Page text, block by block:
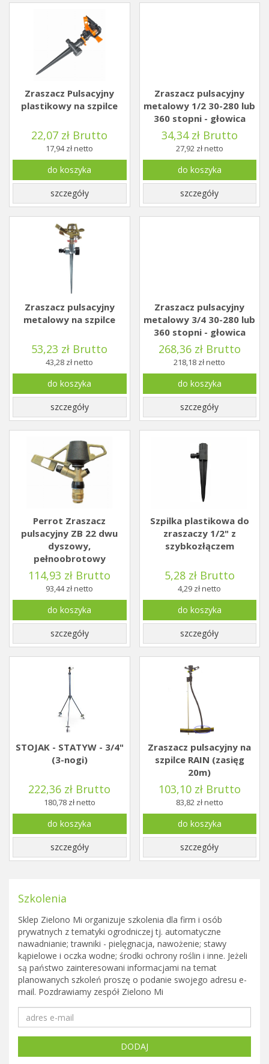
Zraszacz Pulsacyjny
plastikowy na szpilce
22,07 zł Brutto
17,94 zł netto
do koszyka
szczegóły
Zraszacz pulsacyjny
metalowy 1/2 30-280 lub
360 stopni - głowica
34,34 zł Brutto
27,92 zł netto
do koszyka
szczegóły
Zraszacz pulsacyjny
metalowy na szpilce
53,23 zł Brutto
43,28 zł netto
do koszyka
szczegóły
Zraszacz pulsacyjny
metalowy 3/4 30-280 lub
360 stopni - głowica
268,36 zł Brutto
218,18 zł netto
do koszyka
szczegóły
Perrot Zraszacz
pulsacyjny ZB 22 dwu
dyszowy,
pełnoobrotowy
114,93 zł Brutto
93,44 zł netto
do koszyka
szczegóły
Szpilka plastikowa do
zraszaczy 1/2" z
szybkozłączem
5,28 zł Brutto
4,29 zł netto
do koszyka
szczegóły
STOJAK - STATYW - 3/4"
(3-nogi)
222,36 zł Brutto
180,78 zł netto
do koszyka
szczegóły
Zraszacz pulsacyjny na
szpilce RAIN (zasięg
20m)
103,10 zł Brutto
83,82 zł netto
do koszyka
szczegóły
Szkolenia
Sklep Zielono Mi organizuje szkolenia dla firm i osób
prywatnych z tematyki ogrodniczej tj. automatyczne
nawadnianie; trawniki - pielęgnacja, nawożenie; stawy
kąpielowe i oczka wodne; środki ochrony roślin i inne. Jeżeli
są państwo zainteresowani informacjami na temat
planowanych szkoleń proszę o podanie swojego adresu e-
mail. Pozdrawiamy zespół Zielono Mi